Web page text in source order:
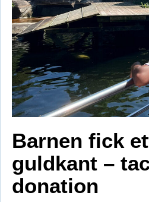
Barnen fick
guldkant –
donation